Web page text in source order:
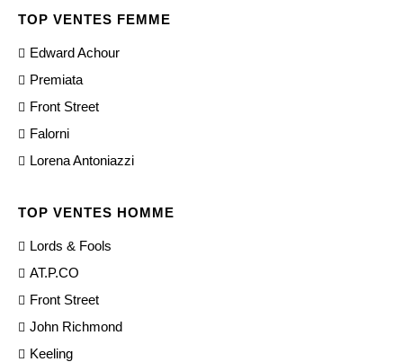
TOP VENTES FEMME
Edward Achour
Premiata
Front Street
Falorni
Lorena Antoniazzi
TOP VENTES HOMME
Lords & Fools
AT.P.CO
Front Street
John Richmond
Keeling